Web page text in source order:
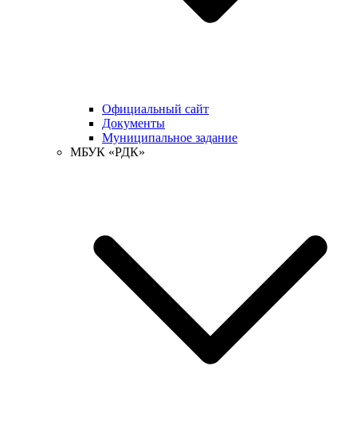
Официальный сайт
Документы
Муниципальное задание
МБУК «РДК»